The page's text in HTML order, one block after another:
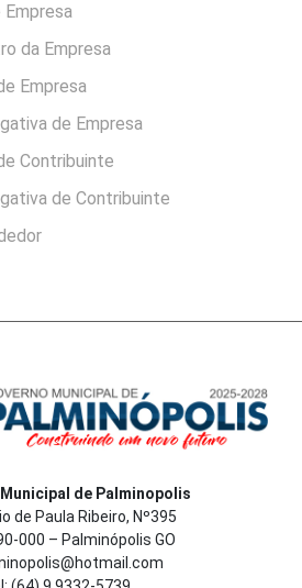
Empresa
da Empresa
Empresa
de Empresa
Contribuinte
de Contribuinte
de Palminopolis
de Paula Ribeiro, Nº395
000 – Palminópolis GO